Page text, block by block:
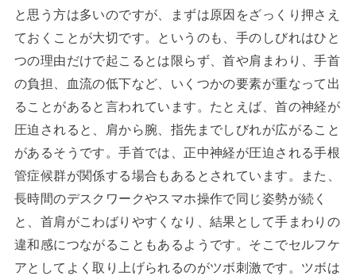
と思う方は多いのですが、まずは原因をざっくり押さえ
ておくことが大切です。というのも、手のしびれはひと
つの理由だけで起こるとは限らず、首や肩まわり、手首
の負担、血流の低下など、いくつかの要素が重なって出
ることがあると言われています。たとえば、首の神経が
圧迫されると、肩から腕、指先までしびれが広がること
があるそうです。手首では、正中神経が圧迫される手根
管症候群が関係する場合もあるとされています。また、
長時間のデスクワークやスマホ操作で同じ姿勢が続く
と、首肩がこわばりやすくなり、結果として手まわりの
違和感につながることもあるようです。そこでセルフケ
アとしてよく取り上げられるのがツボ刺激です。ツボは